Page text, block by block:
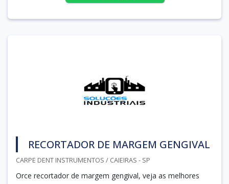
RECORTADOR DE MARGEM GENGIVAL
CARPE DENT INSTRUMENTOS / CAIEIRAS - SP
Orce recortador de margem gengival, veja as melhores